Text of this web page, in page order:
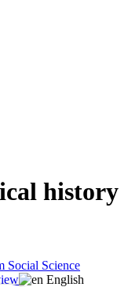
history
Social Science
English